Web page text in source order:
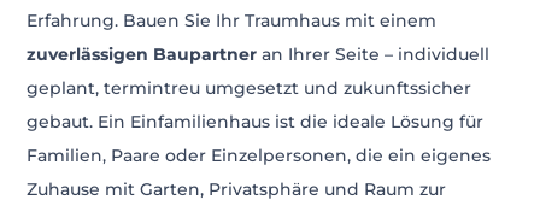
Erfahrung. Bauen Sie Ihr Traumhaus mit einem
zuverlässigen Baupartner an Ihrer Seite – individuell
geplant, termintreu umgesetzt und zukunftssicher
gebaut. Ein Einfamilienhaus ist die ideale Lösung für
Familien, Paare oder Einzelpersonen, die ein eigenes
Zuhause mit Garten, Privatsphäre und Raum zur